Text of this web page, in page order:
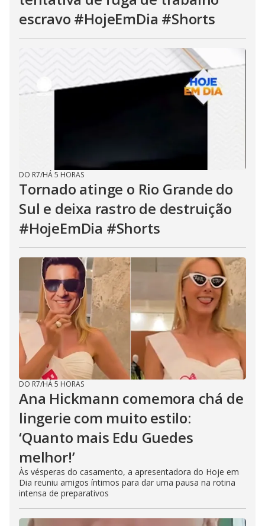
escravo #HojeEmDia #Shorts
DO R7/HÁ 5 HORAS
Tornado atinge o Rio Grande do
Sul e deixa rastro de destruição
#HojeEmDia #Shorts
DO R7/HÁ 5 HORAS
Ana Hickmann comemora chá de
lingerie com muito estilo:
‘Quanto mais Edu Guedes
melhor!’
Às vésperas do casamento, a apresentadora do Hoje em
Dia reuniu amigos íntimos para dar uma pausa na rotina
intensa de preparativos